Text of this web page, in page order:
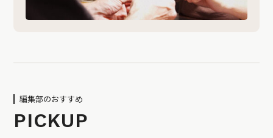
編集部のおすすめ
PICKUP